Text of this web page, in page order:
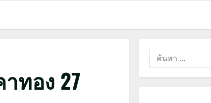
ทอง 27
ค้นหา
สำหรับ: